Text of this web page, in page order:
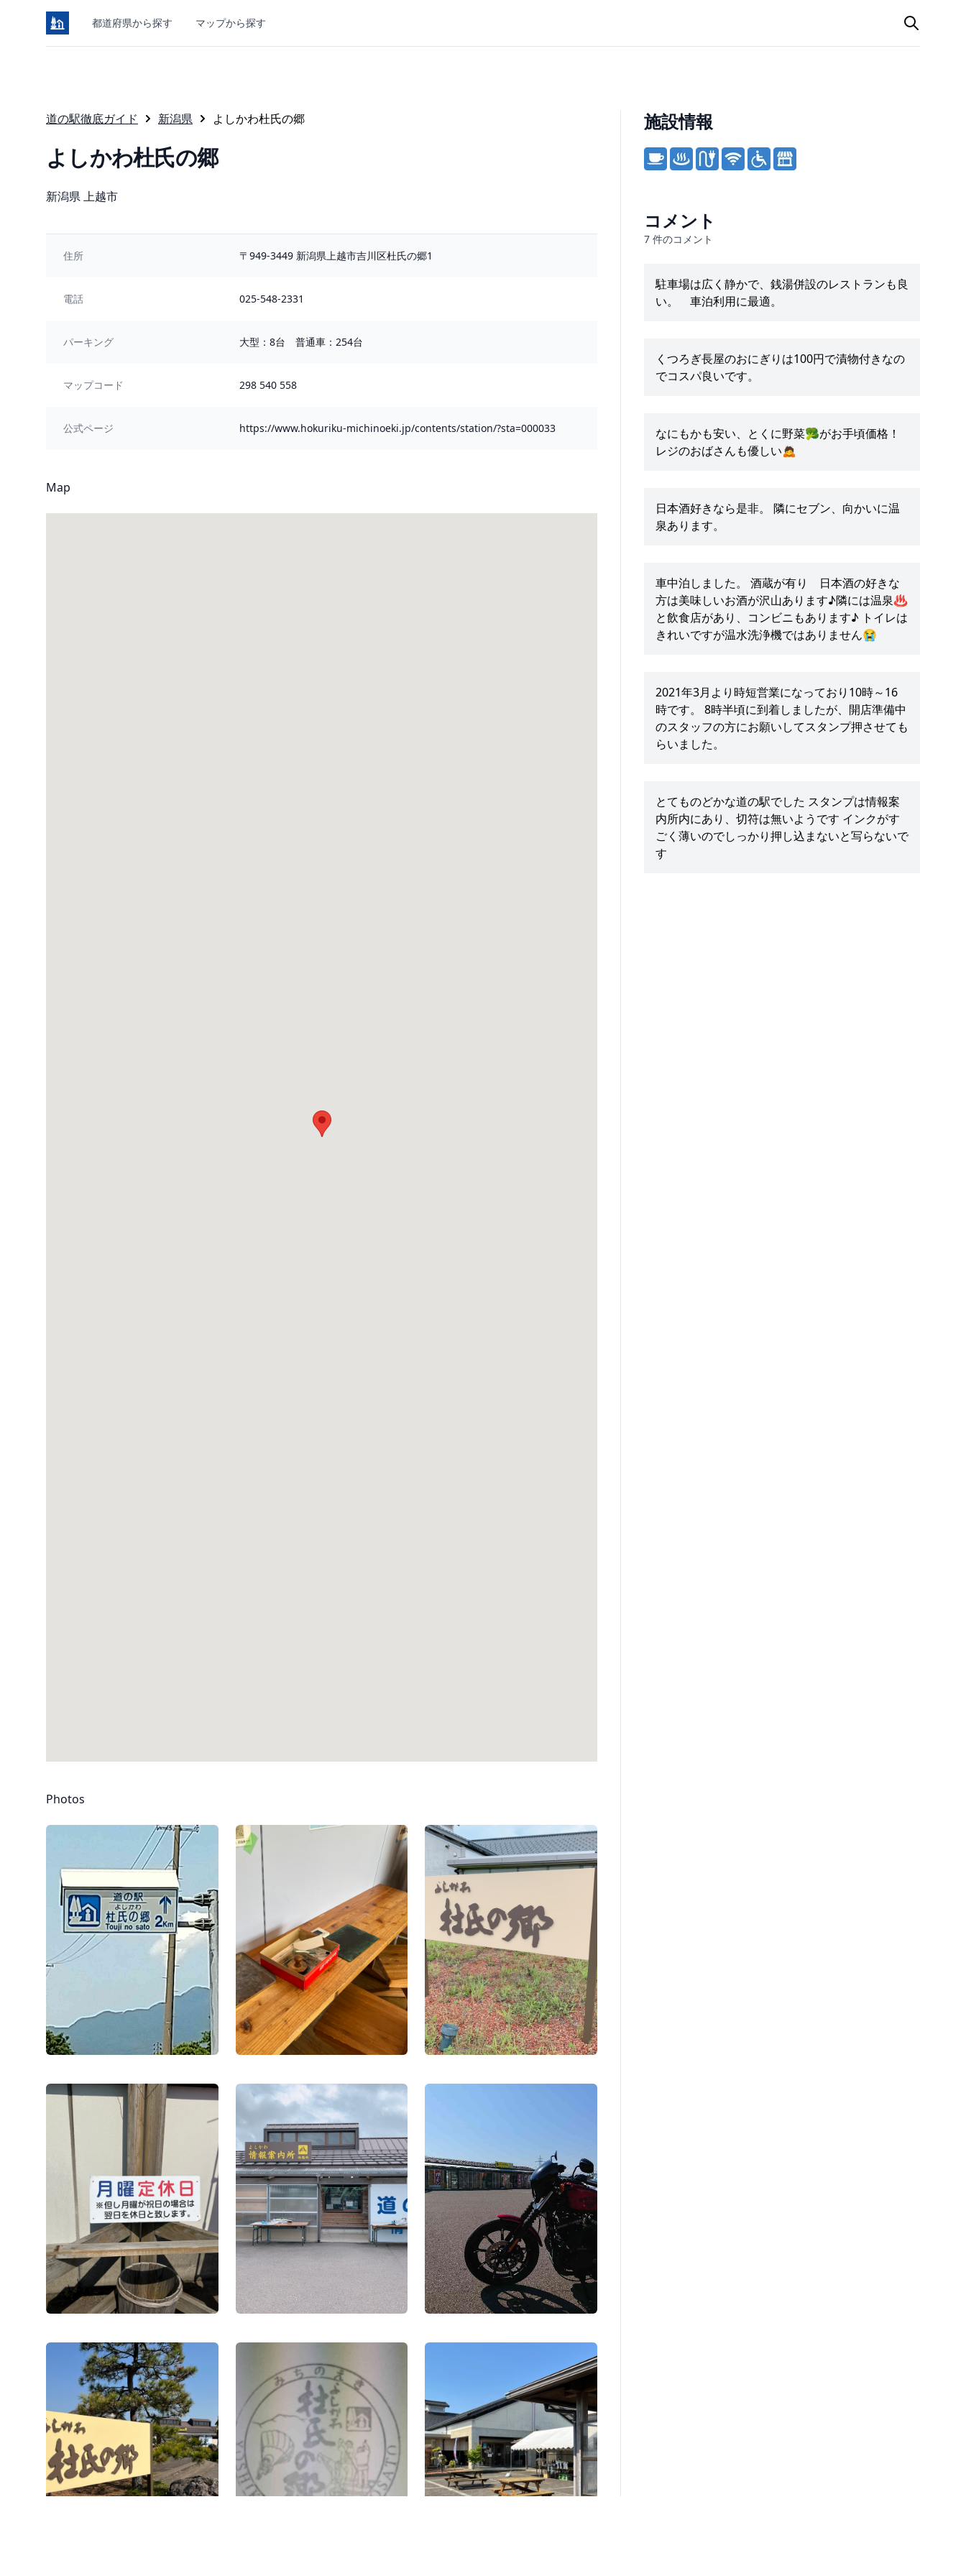
都道府県から探す マップから探す
道の駅徹底ガイド 新潟県 よしかわ杜氏の郷
よしかわ杜氏の郷
Product information
施設情報
コメント
7 件のコメント
駐車場は広く静かで、銭湯併設のレストランも良
い。 車泊利用に最適。
くつろぎ長屋のおにぎりは100円で漬物付きなの
でコスパ良いです。
なにもかも安い、とくに野菜🥦がお手頃価格！
レジのおばさんも優しい🙇
日本酒好きなら是非。 隣にセブン、向かいに温
泉あります。
車中泊しました。 酒蔵が有り 日本酒の好きな
方は美味しいお酒が沢山あります♪隣には温泉♨️
と飲食店があり、コンビニもあります♪ トイレは
きれいですが温水洗浄機ではありません😭
2021年3月より時短営業になっており10時～16
時です。 8時半頃に到着しましたが、開店準備中
のスタッフの方にお願いしてスタンプ押させても
らいました。
とてものどかな道の駅でした スタンプは情報案
内所内にあり、切符は無いようです インクがす
ごく薄いのでしっかり押し込まないと写らないで
す
所在地
新潟県 上越市
住所 〒949-3449 新潟県上越市吉川区杜氏の郷1
電話 025-548-2331
パーキング 大型：8台 普通車：254台
マップコード 298 540 558
公式ページ https://www.hokuriku-michinoeki.jp/contents/station/?sta=000033
Map
Photos